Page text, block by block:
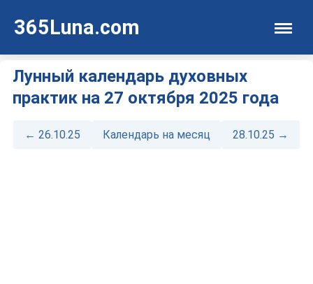
365Luna.com
Лунный календарь духовных
практик на 27 октября 2025 года
← 26.10.25 Календарь на месяц 28.10.25 →